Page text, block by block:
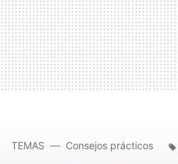
TEMAS Consejos prácticos